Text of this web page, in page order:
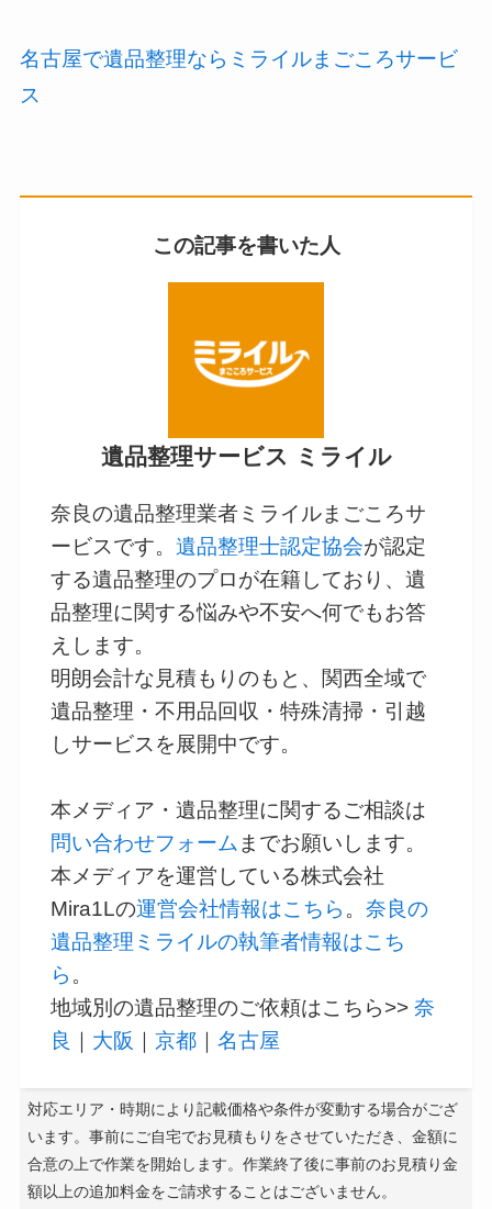
名古屋で遺品整理ならミライルまごころサービ
ス
この記事を書いた人
遺品整理サービス ミライル
奈良の遺品整理業者ミライルまごころサ
ービスです。遺品整理士認定協会が認定
する遺品整理のプロが在籍しており、遺
品整理に関する悩みや不安へ何でもお答
えします。
明朗会計な見積もりのもと、関西全域で
遺品整理・不用品回収・特殊清掃・引越
しサービスを展開中です。
本メディア・遺品整理に関するご相談は
問い合わせフォーム までお願いします。
本メディアを運営している株式会社
Mira1Lの運営会社情報はこちら 。奈良の
遺品整理ミライルの執筆者情報はこち
ら 。
地域別の遺品整理のご依頼はこちら>>奈
良
大阪 ｜京都 ｜名古屋
対応エリア・時期により記載価格や条件が変動する場合がござ
います。事前にご自宅でお見積もりをさせていただき、金額に
合意の上で作業を開始します。作業終了後に事前のお見積り金
額以上の追加料金をご請求することはございません。